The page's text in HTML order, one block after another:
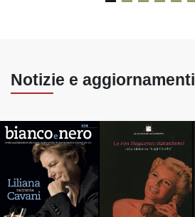
Notizie e aggiornamenti